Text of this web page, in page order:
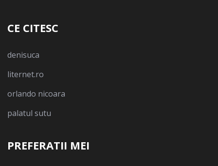
CE CITESC
denisuca
liternet.ro
orlando nicoara
palatul sutu
PREFERATII MEI